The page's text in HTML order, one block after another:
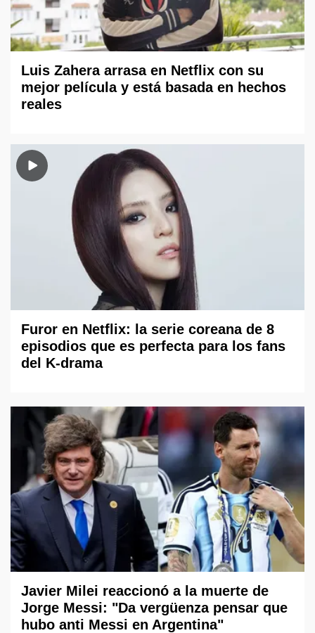
Luis Zahera arrasa en Netflix con su
mejor película y está basada en hechos
reales
Furor en Netflix: la serie coreana de 8
episodios que es perfecta para los fans
del K-drama
Javier Milei reaccionó a la muerte de
Jorge Messi: "Da vergüenza pensar que
hubo anti Messi en Argentina"